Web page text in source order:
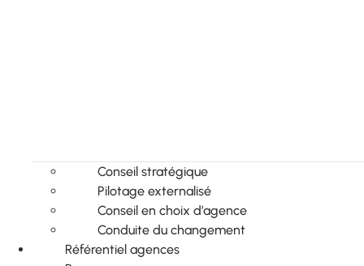
Conseil stratégique
Pilotage externalisé
Conseil en choix d’agence
Conduite du changement
Référentiel agences